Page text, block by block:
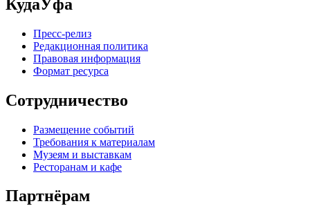
КудаУфа
Пресс-релиз
Редакционная политика
Правовая информация
Формат ресурса
Сотрудничество
Размещение событий
Требования к материалам
Музеям и выставкам
Ресторанам и кафе
Партнёрам